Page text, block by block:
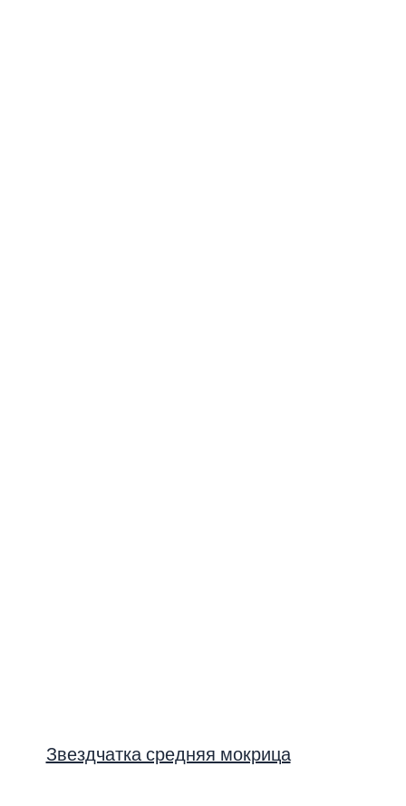
Звездчатка средняя мокрица